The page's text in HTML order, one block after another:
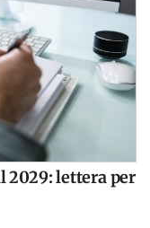
2029: lettera per